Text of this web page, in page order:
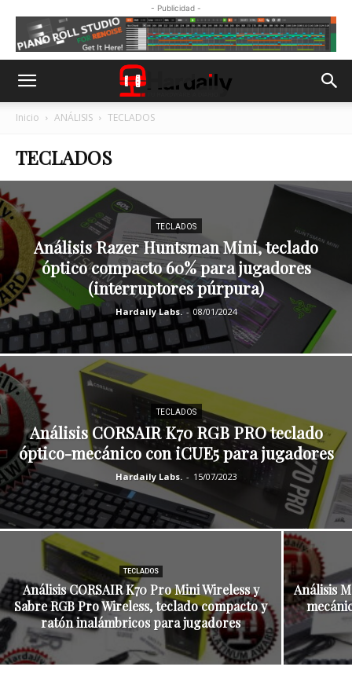
- Publicidad -
Inicio ANÁLISIS TECLADOS
TECLADOS
TECLADOS
Análisis Razer Huntsman Mini, teclado
óptico compacto 60% para jugadores
(interruptores púrpura)
Hardaily Labs. - 08/01/2024
TECLADOS
Análisis CORSAIR K70 RGB PRO teclado
óptico-mecánico con iCUE5 para jugadores
Hardaily Labs. - 15/07/2023
TECLADOS
Análisis CORSAIR K70 Pro Mini Wireless y
Sabre RGB Pro Wireless, teclado compacto y
ratón inalámbricos para jugadores
Análisis